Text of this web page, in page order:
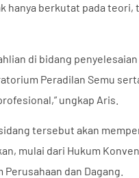
hanya berkutat pada
di bidang
Peradilan Semu
ungkap Aris.
tersebut akan
mulai dari Hukum
dan Dagang.